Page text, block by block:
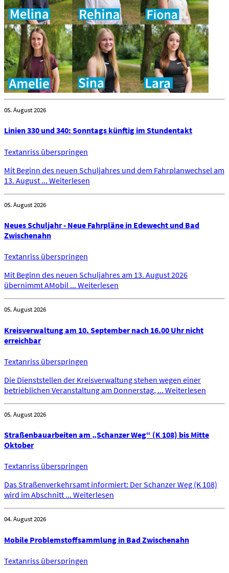
05. August 2026
Linien 330 und 340: Sonntags künftig im Stundentakt
Textanriss überspringen
Mit Beginn des neuen Schuljahres und dem Fahrplanwechsel am
13. August ... Weiterlesen
05. August 2026
Neues Schuljahr - Neue Fahrpläne in Edewecht und Bad
Zwischenahn
Textanriss überspringen
Mit Beginn des neuen Schuljahres am 13. August 2026
übernimmt AMobil ... Weiterlesen
05. August 2026
Kreisverwaltung am 10. September nach 16.00 Uhr nicht
erreichbar
Textanriss überspringen
Die Dienststellen der Kreisverwaltung stehen wegen einer
betrieblichen Veranstaltung am Donnerstag, ... Weiterlesen
05. August 2026
Straßenbauarbeiten am „Schanzer Weg“ (K 108) bis Mitte
Oktober
Textanriss überspringen
Das Straßenverkehrsamt informiert: Der Schanzer Weg (K 108)
wird im Abschnitt ... Weiterlesen
04. August 2026
Mobile Problemstoffsammlung in Bad Zwischenahn
Textanriss überspringen